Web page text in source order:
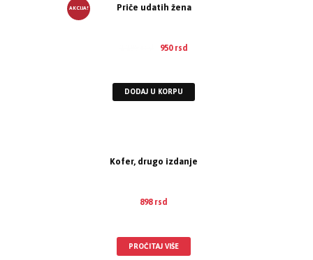
AKCIJA! Priče udatih žena
950 rsd
DODAJ U KORPU
Kofer, drugo izdanje
898 rsd
PROČITAJ VIŠE